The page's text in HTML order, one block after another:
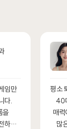
임만
다.
을
하고
평소
40
매
많